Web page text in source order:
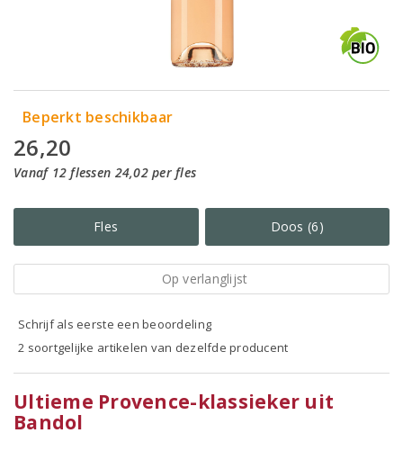
Beperkt beschikbaar
26,20
Vanaf 12 flessen 24,02 per fles
Fles Doos (6)
Op verlanglijst
Schrijf als eerste een beoordeling
2 soortgelijke artikelen van dezelfde producent
Ultieme Provence-klassieker uit
Bandol